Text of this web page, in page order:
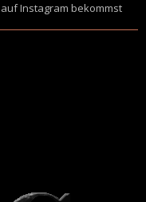
Instagram bekommst